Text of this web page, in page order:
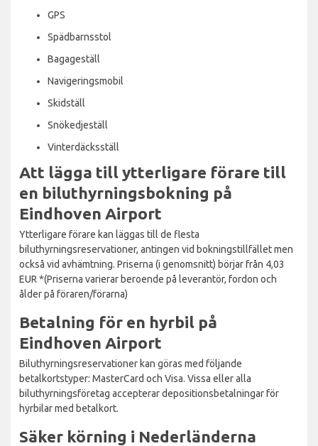
GPS
Spädbarnsstol
Bagageställ
Navigeringsmobil
Skidställ
Snökedjeställ
Vinterdäcksställ
Att lägga till ytterligare förare till
en biluthyrningsbokning på
Eindhoven Airport
Ytterligare förare kan läggas till de flesta
biluthyrningsreservationer, antingen vid bokningstillfället men
också vid avhämtning. Priserna (i genomsnitt) börjar från 4,03
EUR *(Priserna varierar beroende på leverantör, fordon och
ålder på föraren/förarna)
Betalning för en hyrbil på
Eindhoven Airport
Biluthyrningsreservationer kan göras med följande
betalkortstyper: MasterCard och Visa. Vissa eller alla
biluthyrningsföretag accepterar depositionsbetalningar för
hyrbilar med betalkort.
Säker körning i Nederländerna